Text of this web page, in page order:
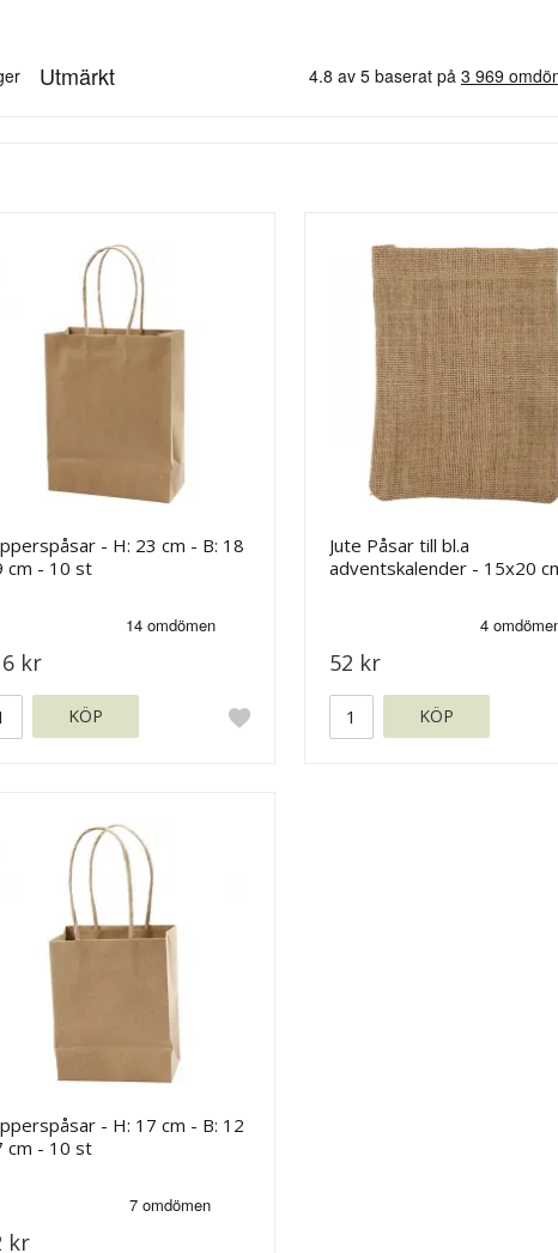
- H: 23 cm - B: 18
cm - 10 st
kr
KÖP
Jute Påsar till bl.a
adventskalender - 15x20
52 kr
KÖP
- H: 17 cm - B: 12
cm - 10 st
kr